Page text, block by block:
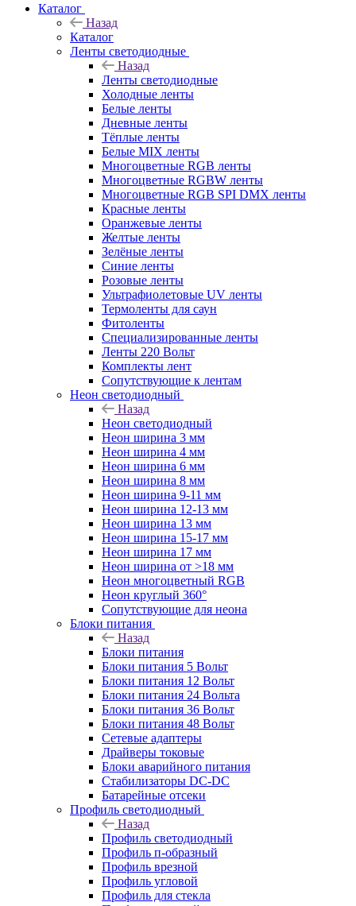
Каталог
Назад
Каталог
Ленты светодиодные
Назад
Ленты светодиодные
Холодные ленты
Белые ленты
Дневные ленты
Тёплые ленты
Белые MIX ленты
Многоцветные RGB ленты
Многоцветные RGBW ленты
Многоцветные RGB SPI DMX ленты
Красные ленты
Оранжевые ленты
Желтые ленты
Зелёные ленты
Синие ленты
Розовые ленты
Ультрафиолетовые UV ленты
Термоленты для саун
Фитоленты
Специализированные ленты
Ленты 220 Вольт
Комплекты лент
Сопутствующие к лентам
Неон светодиодный
Назад
Неон светодиодный
Неон ширина 3 мм
Неон ширина 4 мм
Неон ширина 6 мм
Неон ширина 8 мм
Неон ширина 9-11 мм
Неон ширина 12-13 мм
Неон ширина 13 мм
Неон ширина 15-17 мм
Неон ширина 17 мм
Неон ширина от >18 мм
Неон многоцветный RGB
Неон круглый 360°
Сопутствующие для неона
Блоки питания
Назад
Блоки питания
Блоки питания 5 Вольт
Блоки питания 12 Вольт
Блоки питания 24 Вольта
Блоки питания 36 Вольт
Блоки питания 48 Вольт
Сетевые адаптеры
Драйверы токовые
Блоки аварийного питания
Стабилизаторы DC-DC
Батарейные отсеки
Профиль светодиодный
Назад
Профиль светодиодный
Профиль п-образный
Профиль врезной
Профиль угловой
Профиль для стекла